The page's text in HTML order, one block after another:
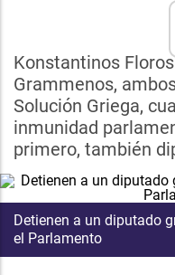
Konstantinos
Grammenos,
Solución Griega,
inmunidad
primero, también
Detienen a un diputado
el Parlamento